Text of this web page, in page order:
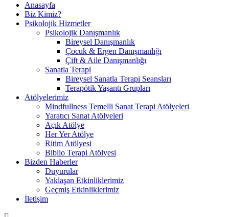
Yaşam
Sanat
Anasayfa
Biz Kimiz?
Psikolojik Hizmetler
Psikolojik Danışmanlık
Bireysel Danışmanlık
Çocuk & Ergen Danışmanlığı
Çift & Aile Danışmanlığı
Sanatla Terapi
Bireysel Sanatla Terapi Seansları
Terapötik Yaşantı Grupları
Atölyelerimiz
Mindfullness Temelli Sanat Terapi Atölyeleri
Yaratıcı Sanat Atölyeleri
Açık Atölye
Her Yer Atölye
Ritim Atölyesi
Biblio Terapi Atölyesi
Bizden Haberler
Duyurular
Yaklaşan Etkinliklerimiz
Geçmiş Etkinliklerimiz
İletişim